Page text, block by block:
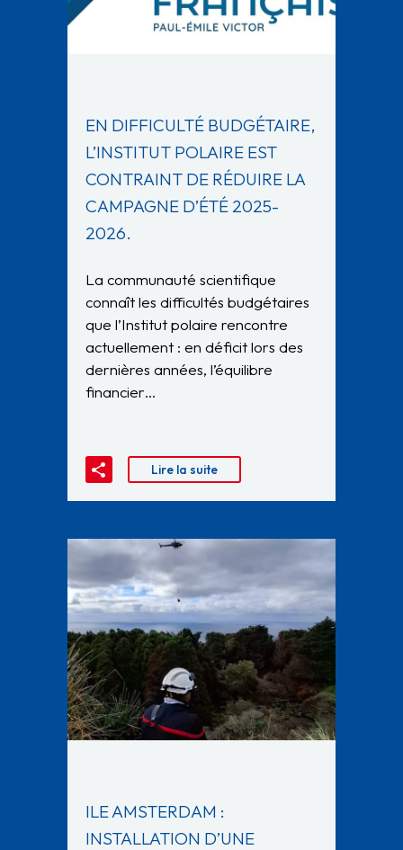
EN DIFFICULTÉ BUDGÉTAIRE,
L’INSTITUT POLAIRE EST
CONTRAINT DE RÉDUIRE LA
CAMPAGNE D’ÉTÉ 2025-
2026.
La communauté scientifique
connaît les difficultés budgétaires
que l’Institut polaire rencontre
actuellement : en déficit lors des
dernières années, l’équilibre
financier…
Lire la suite
ILE AMSTERDAM :
INSTALLATION D’UNE